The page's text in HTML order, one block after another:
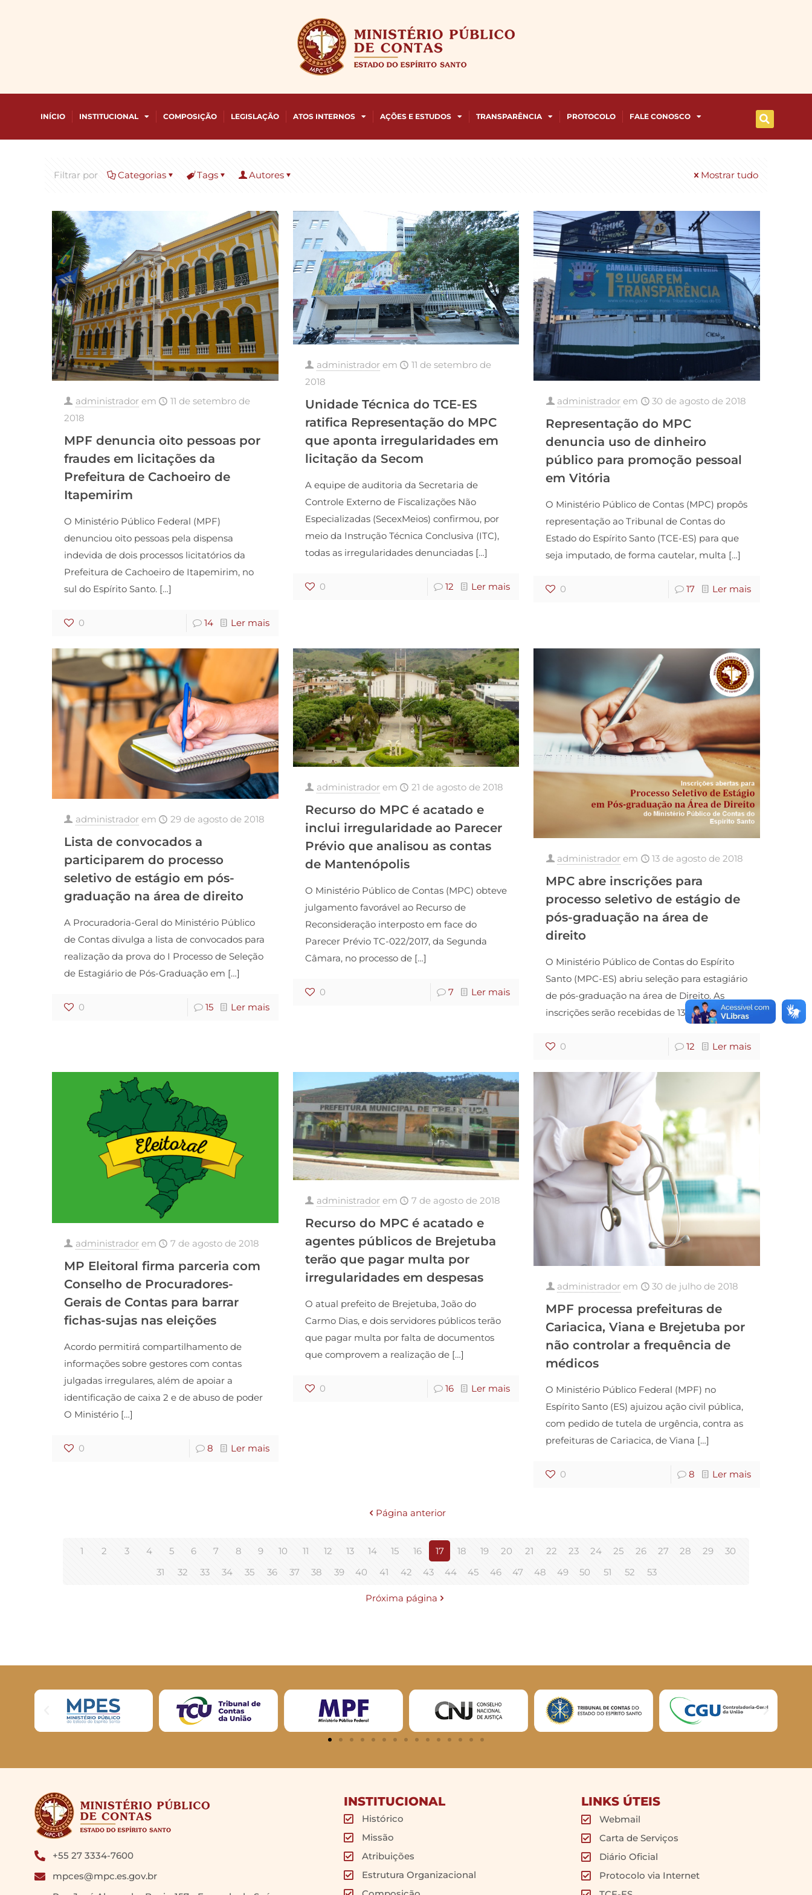
INÍCIO INSTITUCIONAL COMPOSIÇÃO LEGISLAÇÃO ATOS INTERNOS AÇÕES E ESTUDOS TRANSPARÊNCIA PROTOCOLO FALE CONOSCO
Filtrar por Categorias Tags Autores Mostrar tudo
administrador em
11 de setembro de
2018
MPF denuncia oito pessoas por
fraudes em licitações da
Prefeitura de Cachoeiro de
Itapemirim
O Ministério Público Federal (MPF)
denunciou oito pessoas pela dispensa
indevida de dois processos licitatórios da
Prefeitura de Cachoeiro de Itapemirim, no
sul do Espírito Santo.[…]
0 14 Ler mais
administrador em
11 de setembro de
2018
Unidade Técnica do TCE-ES
ratifica Representação do MPC
que aponta irregularidades em
licitação da Secom
A equipe de auditoria da Secretaria de
Controle Externo de Fiscalizações Não
Especializadas (SecexMeios) confirmou, por
meio da Instrução Técnica Conclusiva (ITC),
todas as irregularidades denunciadas[…]
0 12 Ler mais
administrador em 30 de agosto de 2018
Representação do MPC
denuncia uso de dinheiro
público para promoção pessoal
em Vitória
O Ministério Público de Contas (MPC) propôs
representação ao Tribunal de Contas do
Estado do Espírito Santo (TCE-ES) para que
seja imputado, de forma cautelar, multa […]
0 17 Ler mais
administrador em 29 de agosto de 2018
Lista de convocados a
participarem do processo
seletivo de estágio em pós-
graduação na área de direito
A Procuradoria-Geral do Ministério Público
de Contas divulga a lista de convocados para
realização da prova do I Processo de Seleção
de Estagiário de Pós-Graduação em […]
0 15 Ler mais
administrador em 21 de agosto de 2018
Recurso do MPC é acatado e
inclui irregularidade ao Parecer
Prévio que analisou as contas
de Mantenópolis
O Ministério Público de Contas (MPC) obteve
julgamento favorável ao Recurso de
Reconsideração interposto em face do
Parecer Prévio TC-022/2017, da Segunda
Câmara, no processo de[…]
0 7 Ler mais
administrador em 13 de agosto de 2018
MPC abre inscrições para
processo seletivo de estágio de
pós-graduação na área de
direito
O Ministério Público de Contas do Espírito
Santo (MPC-ES) abriu seleção para estagiário
de pós-graduação na área de Direito. As
inscrições serão recebidas de 13 de[…]
0 12 Ler mais
administrador em 7 de agosto de 2018
MP Eleitoral firma parceria com
Conselho de Procuradores-
Gerais de Contas para barrar
fichas-sujas nas eleições
Acordo permitirá compartilhamento de
informações sobre gestores com contas
julgadas irregulares, além de apoiar a
identificação de caixa 2 e de abuso de poder
O Ministério[…]
0 8 Ler mais
administrador em 7 de agosto de 2018
Recurso do MPC é acatado e
agentes públicos de Brejetuba
terão que pagar multa por
irregularidades em despesas
O atual prefeito de Brejetuba, João do
Carmo Dias, e dois servidores públicos terão
que pagar multa por falta de documentos
que comprovem a realização de[…]
0 16 Ler mais
administrador em 30 de julho de 2018
MPF processa prefeituras de
Cariacica, Viana e Brejetuba por
não controlar a frequência de
médicos
O Ministério Público Federal (MPF) no
Espírito Santo (ES) ajuizou ação civil pública,
com pedido de tutela de urgência, contra as
prefeituras de Cariacica, de Viana […]
0 8 Ler mais
Página anterior
1 2 3 4 5 6 7 8 9 10 11 12 13 14 15 16 17 18 19 20 21 22 23 24 25 26 27 28 29
30
31
32 33 34 35 36 37 38 39 40 41 42 43 44 45 46 47 48 49 50 51 52 53
Próxima página
+55 27 3334-7600
mpces@mpc.es.gov.br
INSTITUCIONAL
Histórico
Missão
Atribuições
Estrutura Organizacional
LINKS ÚTEIS
Webmail
Carta de Serviços
Diário Oficial
Protocolo via Internet